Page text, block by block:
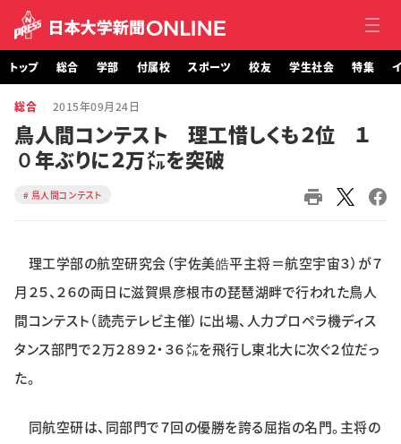
トップ
総合
学部・大学院
スポーツ
学生社会
特集・企画
トップ 総合 学部 付属校 スポーツ 校友 学生社会 特集
総合 2015年09月24日
鳥人間コンテスト 理工惜しくも２位 １
０年ぶりに２万㍍を突破
鳥人間コンテスト
理工学部の航空研究会（宇佐美皓平主将＝航空宇宙３）が７
月２５、２６の両日に滋賀県彦根市の琵琶湖畔で行われた鳥人
間コンテスト（読売テレビ主催）に出場、人力プロペラ機ディス
タンス部門で２万２８９２・３６㍍を飛行し東北大に次ぐ２位だっ
た。
同航空研は、同部門で７回の優勝を誇る屈指の名門。主将の